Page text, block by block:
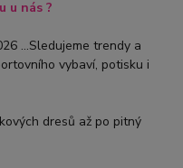
u nás ?
...Sledujeme trendy a
vybaví, potisku i
dresů až po pitný